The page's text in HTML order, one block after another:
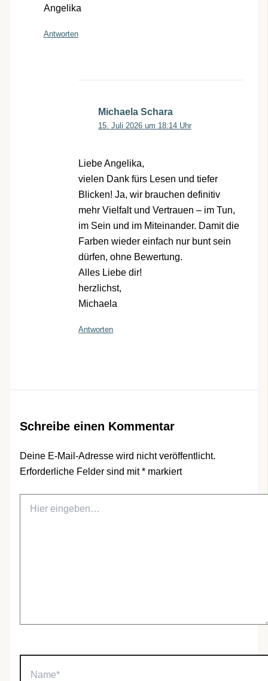
Angelika
Antworten
Michaela Schara
15. Juli 2026 um 18:14 Uhr
Liebe Angelika,
vielen Dank fürs Lesen und tiefer
Blicken! Ja, wir brauchen definitiv
mehr Vielfalt und Vertrauen – im Tun,
im Sein und im Miteinander. Damit die
Farben wieder einfach nur bunt sein
dürfen, ohne Bewertung.
Alles Liebe dir!
herzlichst,
Michaela
Antworten
Schreibe einen Kommentar
Deine E-Mail-Adresse wird nicht veröffentlicht.
Erforderliche Felder sind mit*markiert
eingeben…